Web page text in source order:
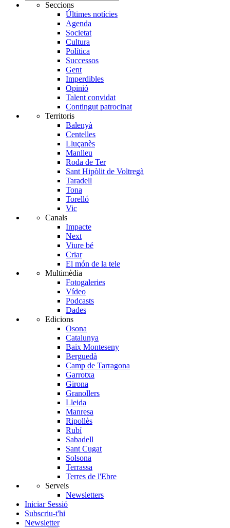
Seccions
Últimes notícies
Agenda
Societat
Cultura
Política
Successos
Gent
Imperdibles
Opinió
Talent convidat
Contingut patrocinat
Territoris
Balenyà
Centelles
Lluçanès
Manlleu
Roda de Ter
Sant Hipòlit de Voltregà
Taradell
Tona
Torelló
Vic
Canals
Impacte
Next
Viure bé
Criar
El món de la tele
Multimèdia
Fotogaleries
Vídeo
Podcasts
Dades
Edicions
Osona
Catalunya
Baix Monteseny
Berguedà
Camp de Tarragona
Garrotxa
Girona
Granollers
Lleida
Manresa
Ripollès
Rubí
Sabadell
Sant Cugat
Solsona
Terrassa
Terres de l'Ebre
Serveis
Newsletters
Iniciar Sessió
Subscriu-t'hi
Newsletter